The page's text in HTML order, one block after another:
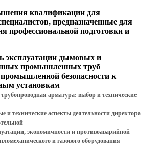
квалификации для
предназначенные для
профессиональной подготовки и
эксплуатации дымовых и
промышленных труб
безопасности к
установкам
арматура: выбор и технические
и технические аспекты деятельности директора
экономичности и противоаварийной
и газового оборудования